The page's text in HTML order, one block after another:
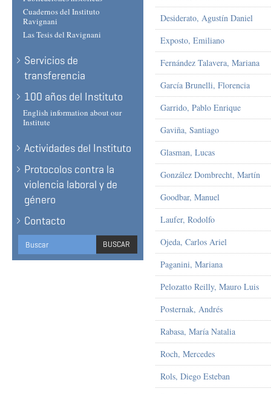
Cuadernos del Instituto
Ravignani
Las Tesis del Ravignani
Servicios de
transferencia
100 años del Instituto
English information about our
Institute
Actividades del Instituto
Protocolos contra la
violencia laboral y de
género
Contacto
Search
form
BUSCAR
BUSCAR
Desiderato, Agustín Daniel
Exposto, Emiliano
Fernández Talavera, Mariana
García Brunelli, Florencia
Garrido, Pablo Enrique
Gaviña, Santiago
Glasman, Lucas
González Dombrecht, Martín
Goodbar, Manuel
Laufer, Rodolfo
Ojeda, Carlos Ariel
Paganini, Mariana
Pelozatto Reilly, Mauro Luis
Posternak, Andrés
Rabasa, María Natalia
Roch, Mercedes
Rols, Diego Esteban